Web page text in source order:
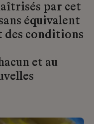
par cet
équivalent
des conditions
et au